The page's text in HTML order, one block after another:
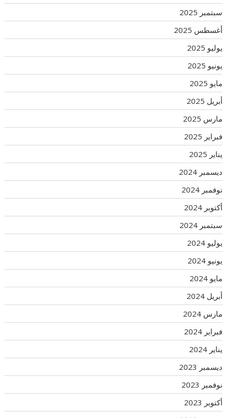
سبتمبر 2025
أغسطس 2025
يوليو 2025
يونيو 2025
مايو 2025
أبريل 2025
مارس 2025
فبراير 2025
يناير 2025
ديسمبر 2024
نوفمبر 2024
أكتوبر 2024
سبتمبر 2024
يوليو 2024
يونيو 2024
مايو 2024
أبريل 2024
مارس 2024
فبراير 2024
يناير 2024
ديسمبر 2023
نوفمبر 2023
أكتوبر 2023